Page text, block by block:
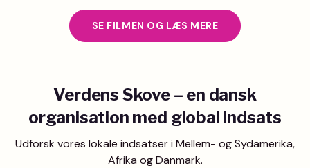
SE FILMEN OG LÆS MERE
Verdens Skove – en dansk
organisation med global indsats
Udforsk vores lokale indsatser i Mellem- og Sydamerika,
Afrika og Danmark.